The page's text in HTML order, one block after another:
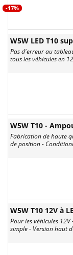
-17%
W5W LED T10
Pas d'erreur au
tous les véhicules en
W5W T10 -
Fabrication de haute
de position -
W5W T10 12V à
Pour les véhicules
simple - Version haut